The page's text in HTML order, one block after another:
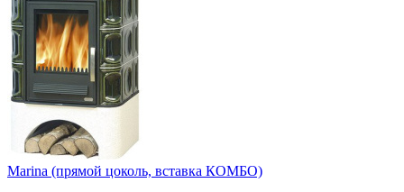
Marina (прямой цоколь, вставка КОМБО)